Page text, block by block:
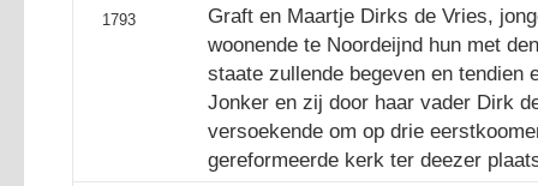
1793
Graft en Maartje Dirks de Vries,
woonende te Noordeijnd hun met
staate zullende begeven en tendien
Jonker en zij door haar vader Dirk
versoekende om op drie
gereformeerde kerk ter deezer